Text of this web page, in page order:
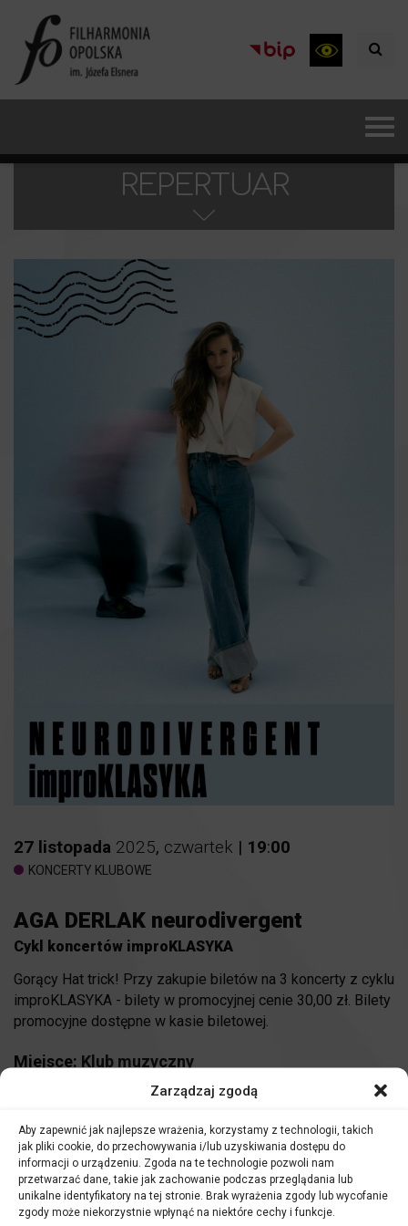
Zarządzaj zgodą
Aby zapewnić jak najlepsze wrażenia, korzystamy z technologii, takich
jak pliki cookie, do przechowywania i/lub uzyskiwania dostępu do
informacji o urządzeniu. Zgoda na te technologie pozwoli nam
przetwarzać dane, takie jak zachowanie podczas przeglądania lub
unikalne identyfikatory na tej stronie. Brak wyrażenia zgody lub wycofanie
zgody może niekorzystnie wpłynąć na niektóre cechy i funkcje.
REPERTUAR
27 listopada 2025, czwartek | 19:00
KONCERTY KLUBOWE
AGA DERLAK neurodivergent
Cykl koncertów improKLASYKA
Gorący Hat trick! Przy zakupie biletów na 3 koncerty z cyklu
improKLASYKA - bilety w promocyjnej cenie 30,00 zł. Bilety
promocyjne dostępne w kasie biletowej.
Miejsce: Klub muzyczny
50 zł
Aga Derlak – piano